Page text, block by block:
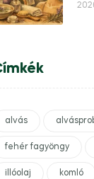
alvás
fehér fagyöngy
illóolaj komló